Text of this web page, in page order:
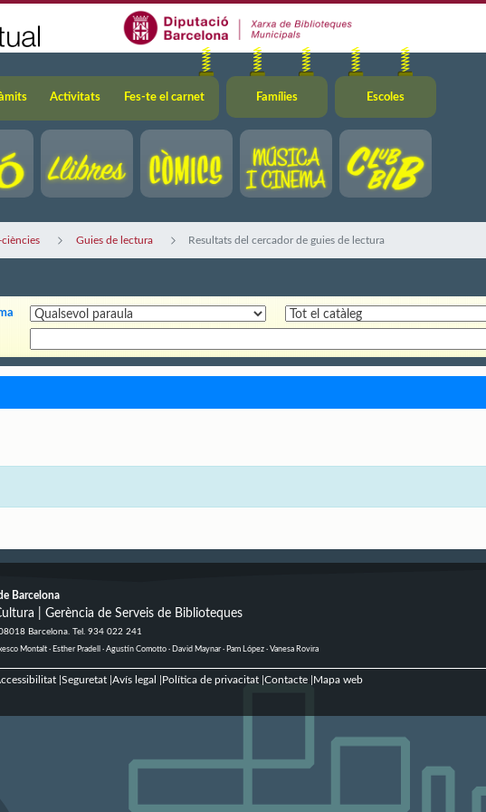
Activitats Fes-te el carnet Famílies Escoles
ciències Guies de lectura Resultats del cercador de guies de lectura
Barcelona
| Gerència de Serveis de Biblioteques
Barcelona. Tel. 934 022 241
Montalt · Esther Pradell · Agustín Comotto · David Maynar · Pam López · Vanesa Rovira
| Seguretat| Avís legal Política de privacitat| Contacte| Mapa web